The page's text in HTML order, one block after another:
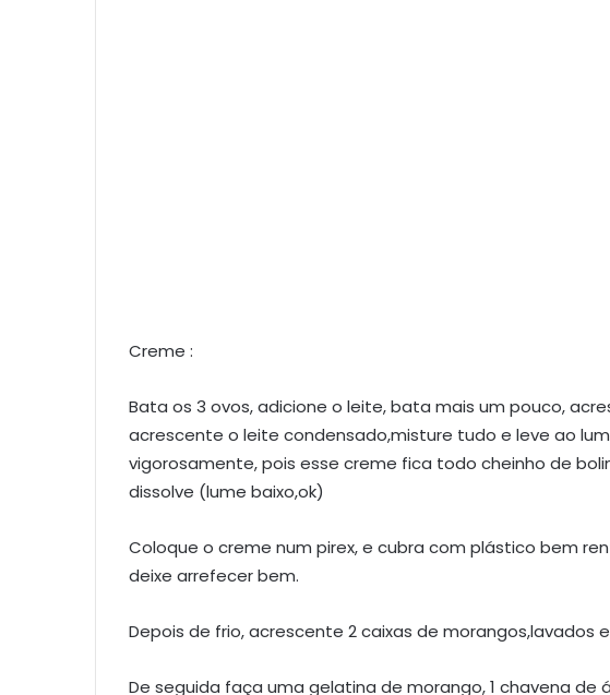
Creme :
Bata os 3 ovos, adicione o leite, bata mais um pouco,
acrescente o leite condensado,misture tudo e leve ao
vigorosamente, pois esse creme fica todo cheinho de
dissolve (lume baixo,ok)
Coloque o creme num pirex, e cubra com plástico bem
deixe arrefecer bem.
Depois de frio, acrescente 2 caixas de morangos,lavados
De seguida faça uma gelatina de morango, 1 chavena de